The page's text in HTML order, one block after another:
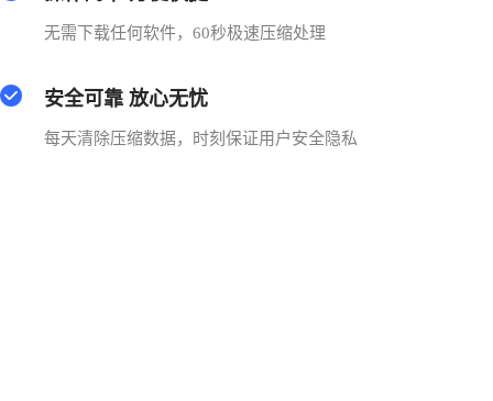
无需下载任何软件，60秒极速压缩处理
安全可靠 放心无忧
每天清除压缩数据，时刻保证用户安全隐私